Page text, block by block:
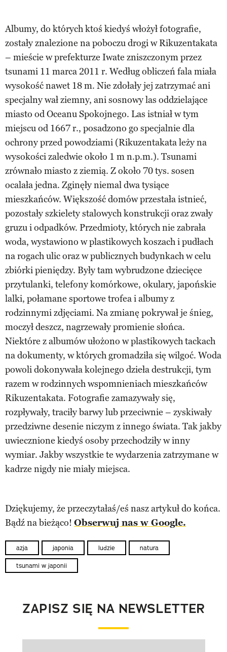
Albumy, do których ktoś kiedyś włożył fotografie,
zostały znalezione na poboczu drogi w Rikuzentakata
– mieście w prefekturze Iwate zniszczonym przez
tsunami 11 marca 2011 r. Według obliczeń fala miała
wysokość nawet 18 m. Nie zdołały jej zatrzymać ani
specjalny wał ziemny, ani sosnowy las oddzielające
miasto od Oceanu Spokojnego. Las istniał w tym
miejscu od 1667 r., posadzono go specjalnie dla
ochrony przed powodziami (Rikuzentakata leży na
wysokości zaledwie około 1 m n.p.m.). Tsunami
zrównało miasto z ziemią. Z około 70 tys. sosen
ocalała jedna. Zginęły niemal dwa tysiące
mieszkańców. Większość domów przestała istnieć,
pozostały szkielety stalowych konstrukcji oraz zwały
gruzu i odpadków. Przedmioty, których nie zabrała
woda, wystawiono w plastikowych koszach i pudłach
na rogach ulic oraz w publicznych budynkach w celu
zbiórki pieniędzy. Były tam wybrudzone dziecięce
przytulanki, telefony komórkowe, okulary, japońskie
lalki, połamane sportowe trofea i albumy z
rodzinnymi zdjęciami. Na zmianę pokrywał je śnieg,
moczył deszcz, nagrzewały promienie słońca.
Niektóre z albumów ułożono w plastikowych tackach
na dokumenty, w których gromadziła się wilgoć. Woda
powoli dokonywała kolejnego dzieła destrukcji, tym
razem w rodzinnych wspomnieniach mieszkańców
Rikuzentakata. Fotografie zamazywały się,
rozpływały, traciły barwy lub przeciwnie – zyskiwały
przedziwne desenie niczym z innego świata. Tak jakby
uwiecznione kiedyś osoby przechodziły w inny
wymiar. Jakby wszystkie te wydarzenia zatrzymane w
kadrze nigdy nie miały miejsca.
Dziękujemy, że przeczytałaś/eś nasz artykuł do końca.
Bądź na bieżąco! Obserwuj nas w Google.
azja japonia ludzie natura
tsunami w japonii
ZAPISZ SIĘ NA NEWSLETTER